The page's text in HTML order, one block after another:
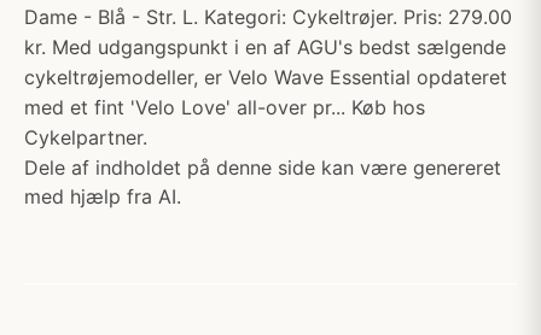
Dame - Blå - Str. L. Kategori: Cykeltrøjer. Pris: 279.00
kr. Med udgangspunkt i en af AGU's bedst sælgende
cykeltrøjemodeller, er Velo Wave Essential opdateret
med et fint 'Velo Love' all-over pr... Køb hos
Cykelpartner.
Dele af indholdet på denne side kan være genereret
med hjælp fra AI.